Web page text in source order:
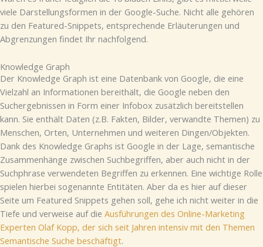
viele Darstellungsformen in der Google-Suche. Nicht alle gehören
zu den Featured-Snippets, entsprechende Erläuterungen und
Abgrenzungen findet Ihr nachfolgend.
Knowledge Graph
Der Knowledge Graph ist eine Datenbank von Google, die eine
Vielzahl an Informationen bereithält, die Google neben den
Suchergebnissen in Form einer Infobox zusätzlich bereitstellen
kann. Sie enthält Daten (z.B. Fakten, Bilder, verwandte Themen) zu
Menschen, Orten, Unternehmen und weiteren Dingen/Objekten.
Dank des Knowledge Graphs ist Google in der Lage, semantische
Zusammenhänge zwischen Suchbegriffen, aber auch nicht in der
Suchphrase verwendeten Begriffen zu erkennen. Eine wichtige Rolle
spielen hierbei sogenannte Entitäten. Aber da es hier auf dieser
Seite um Featured Snippets gehen soll, gehe ich nicht weiter in die
Tiefe und verweise auf die Ausführungen des Online-Marketing
Experten Olaf Kopp, der sich seit Jahren intensiv mit den Themen
Semantische Suche beschäftigt.